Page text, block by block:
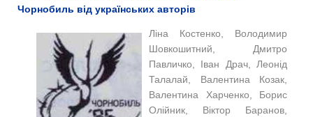
Чорнобиль від українських авторів
Ліна Костенко, Володимир
Шовкошитний, Дмитро
Павличко, Іван Драч, Леонід
Талалай, Валентина Козак,
Валентина Харченко, Борис
Олійник, Віктор Баранов,